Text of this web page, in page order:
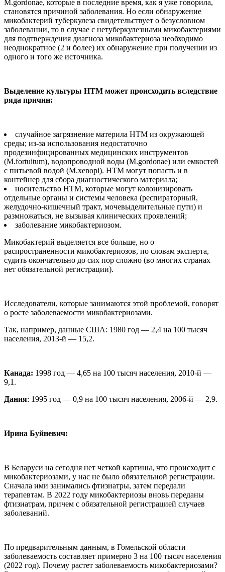
M.gordonae, которые в последние время, как я уже говорила,
становятся причиной заболевания. Но если обнаружение
микобактерий туберкулеза свидетельствует о безусловном
заболевании, то в случае с нетуберкулезными микобактериями
для подтверждения диагноза микобактериоза необходимо
неоднократное (2 и более) их обнаружение при получении из
одного и того же источника.
Выделение культуры НТМ может происходить вследствие
ряда причин:
случайное загрязнение материла НТМ из окружающей
среды; из-за использования недостаточно
продезинфицированных медицинских инструментов
(M.fortuitum), водопроводной воды (M.gordonae) или емкостей
с питьевой водой (M.xenopi). НТМ могут попасть и в
контейнер для сбора диагностического материала;
носительство НТМ, которые могут колонизировать
отдельные органы и системы человека (респираторный,
желудочно-кишечный тракт, мочевыделительные пути) и
размножаться, не вызывая клинических проявлений;
заболевание микобактериозом.
Микобактерий выделяется все больше, но о
распространенности микобактериозов, по словам эксперта,
судить окончательно до сих пор сложно (во многих странах
нет обязательной регистрации).
Исследователи, которые занимаются этой проблемой, говорят
о росте заболеваемости микобактериозами.
Так, например, данные США: 1980 год — 2,4 на 100 тысяч
населения, 2013-й — 15,2.
Канада: 1998 год — 4,65 на 100 тысяч населения, 2010-й —
9,1.
Дания: 1995 год — 0,9 на 100 тысяч населения, 2006-й — 2,9.
Ирина Буйневич:
В Беларуси на сегодня нет четкой картины, что происходит с
микобактериозами, у нас не было обязательной регистрации.
Сначала ими занимались фтизиатры, затем передали
терапевтам. В 2022 году микобактериозы вновь переданы
фтизиатрам, причем с обязательной регистрацией случаев
заболеваний.
По предварительным данным, в Гомельской области
заболеваемость составляет примерно 3 на 100 тысяч населения
(2022 год). Почему растет заболеваемость микобактериозами?